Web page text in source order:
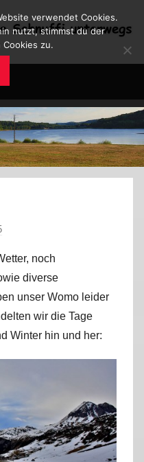
n
M
a
r
k
noch
diverse
unser Womo leider
wir die Tage
Winter hin und her:
verwendet Cookies.
nutzt, stimmst du der
zu.